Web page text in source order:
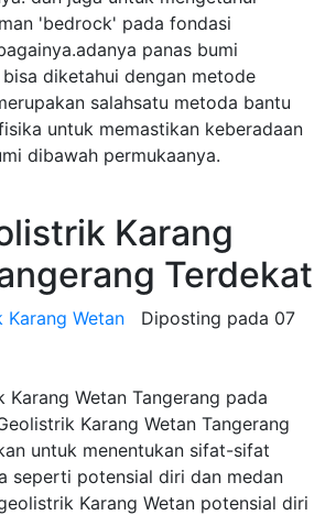
'bedrock' pada fondasi
panas bumi
diketahui dengan metode
salahsatu metoda bantu
untuk memastikan keberadaan
dibawah permukaanya.
Karang
Terdekat
Karang Wetan Diposting pada 07
Wetan Tangerang pada
Karang Wetan Tangerang
untuk menentukan sifat-sifat
seperti potensial diri dan medan
Karang Wetan potensial diri